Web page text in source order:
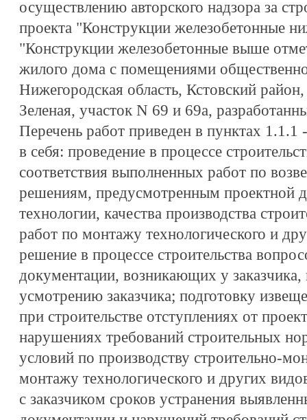
осуществлению авторского надзора за
проекта "Конструкции железобетонные
"Конструкции железобетонные выше
жилого дома с помещениями
Нижегородская область, Кстовский
Зеленая, участок N 69 и 69а,
Перечень работ приведен в пунктах 1.1.1
в себя: проведение в процессе
соответствия выполненных работ по
решениям, предусмотренным проектной
технологии, качества производства
работ по монтажу технологического и
решение в процессе строительства
документации, возникающих у
усмотрению заказчика; подготовку
при строительстве отступлениях от
нарушениях требований строительных
условий по производству строительно-
монтажу технологического и других
с заказчиком сроков устранения